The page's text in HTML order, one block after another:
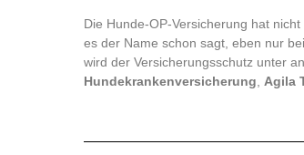
Die Hunde-OP-Versicherung hat
es der Name schon sagt, eben nur
wird der Versicherungsschutz unter
Hundekrankenversicherung
Agila